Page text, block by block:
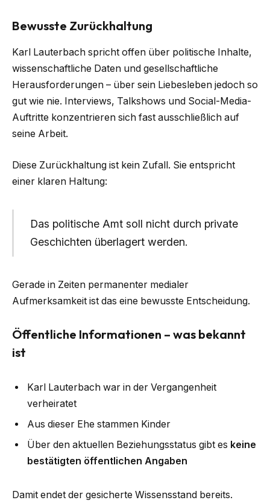
Bewusste Zurückhaltung
Karl Lauterbach spricht offen über politische Inhalte,
wissenschaftliche Daten und gesellschaftliche
Herausforderungen – über sein Liebesleben jedoch so
gut wie nie. Interviews, Talkshows und Social-Media-
Auftritte konzentrieren sich fast ausschließlich auf
seine Arbeit.
Diese Zurückhaltung ist kein Zufall. Sie entspricht
einer klaren Haltung:
Das politische Amt soll nicht durch private
Geschichten überlagert werden.
Gerade in Zeiten permanenter medialer
Aufmerksamkeit ist das eine bewusste Entscheidung.
Öffentliche Informationen – was bekannt
ist
Karl Lauterbach war in der Vergangenheit
verheiratet
Aus dieser Ehe stammen Kinder
Über den aktuellen Beziehungsstatus gibt es keine
bestätigten öffentlichen Angaben
Damit endet der gesicherte Wissensstand bereits.